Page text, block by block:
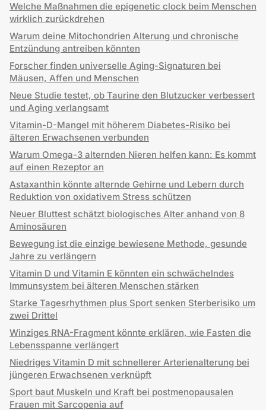
Welche Maßnahmen die epigenetic clock beim Menschen
wirklich zurückdrehen
Warum deine Mitochondrien Alterung und chronische
Entzündung antreiben könnten
Forscher finden universelle Aging-Signaturen bei
Mäusen, Affen und Menschen
Neue Studie testet, ob Taurine den Blutzucker verbessert
und Aging verlangsamt
Vitamin-D-Mangel mit höherem Diabetes-Risiko bei
älteren Erwachsenen verbunden
Warum Omega-3 alternden Nieren helfen kann: Es kommt
auf einen Rezeptor an
Astaxanthin könnte alternde Gehirne und Lebern durch
Reduktion von oxidativem Stress schützen
Neuer Bluttest schätzt biologisches Alter anhand von 8
Aminosäuren
Bewegung ist die einzige bewiesene Methode, gesunde
Jahre zu verlängern
Vitamin D und Vitamin E könnten ein schwächelndes
Immunsystem bei älteren Menschen stärken
Starke Tagesrhythmen plus Sport senken Sterberisiko um
zwei Drittel
Winziges RNA-Fragment könnte erklären, wie Fasten die
Lebensspanne verlängert
Niedriges Vitamin D mit schnellerer Arterienalterung bei
jüngeren Erwachsenen verknüpft
Sport baut Muskeln und Kraft bei postmenopausalen
Frauen mit Sarcopenia auf